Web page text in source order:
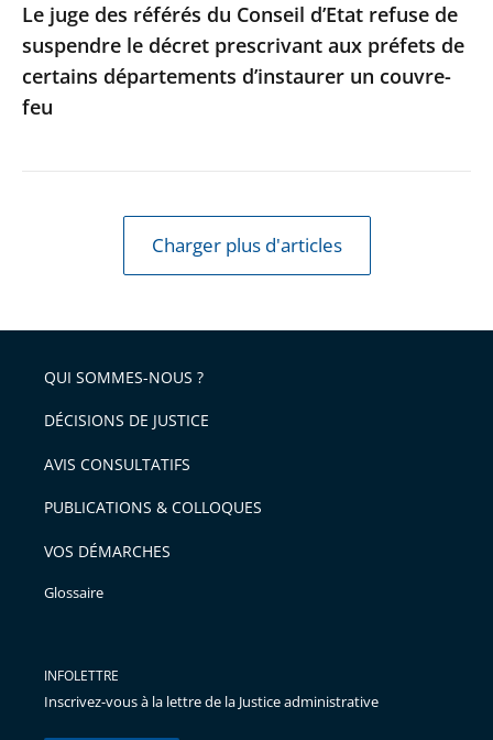
prescrivant
aux
préfets
de
Le juge des référés du Conseil d’Etat refuse de
suspendre le décret prescrivant aux préfets de
certains départements d’instaurer un couvre-
feu
Charger plus d'articles
QUI SOMMES-NOUS ?
DÉCISIONS DE JUSTICE
AVIS CONSULTATIFS
PUBLICATIONS & COLLOQUES
VOS DÉMARCHES
Glossaire
INFOLETTRE
Inscrivez-vous à la lettre de la Justice administrative